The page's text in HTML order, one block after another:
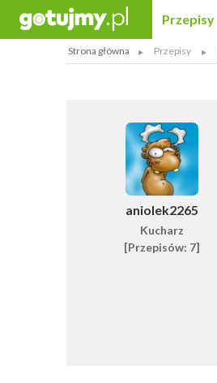
Przepisy
Strona główna Przepisy
aniolek2265
Kucharz
[Przepisów: 7]